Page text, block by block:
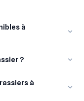
à
?
à